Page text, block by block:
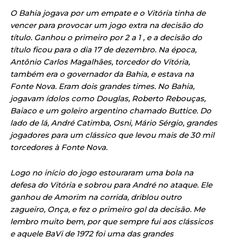
O Bahia jogava por um empate e o Vitória tinha de
vencer para provocar um jogo extra na decisão do
título. Ganhou o primeiro por 2 a 1 , e a decisão do
título ficou para o dia 17 de dezembro. Na época,
Antônio Carlos Magalhães, torcedor do Vitória,
também era o governador da Bahia, e estava na
Fonte Nova. Eram dois grandes times. No Bahia,
jogavam ídolos como Douglas, Roberto Rebouças,
Baiaco e um goleiro argentino chamado Buttice. Do
lado de lá, André Catimba, Osni, Mário Sérgio, grandes
jogadores para um clássico que levou mais de 30 mil
torcedores à Fonte Nova.
Logo no início do jogo estouraram uma bola na
defesa do Vitória e sobrou para André no ataque. Ele
ganhou de Amorim na corrida, driblou outro
zagueiro, Onça, e fez o primeiro gol da decisão. Me
lembro muito bem, por que sempre fui aos clássicos
e aquele BaVi de 1972 foi uma das grandes